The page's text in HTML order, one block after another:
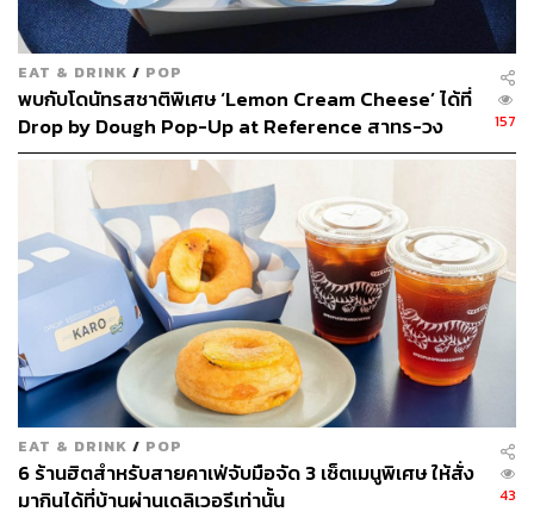
EAT & DRINK / POP
พบกับโดนัทรสชาติพิเศษ ‘Lemon Cream Cheese’ ได้ที่
Drop by Dough Pop-Up at Reference สาทร-วง
เวียนใหญ่
157
EAT & DRINK / POP
6 ร้านฮิตสำหรับสายคาเฟ่จับมือจัด 3 เซ็ตเมนูพิเศษ ให้สั่ง
มากินได้ที่บ้านผ่านเดลิเวอรีเท่านั้น
43